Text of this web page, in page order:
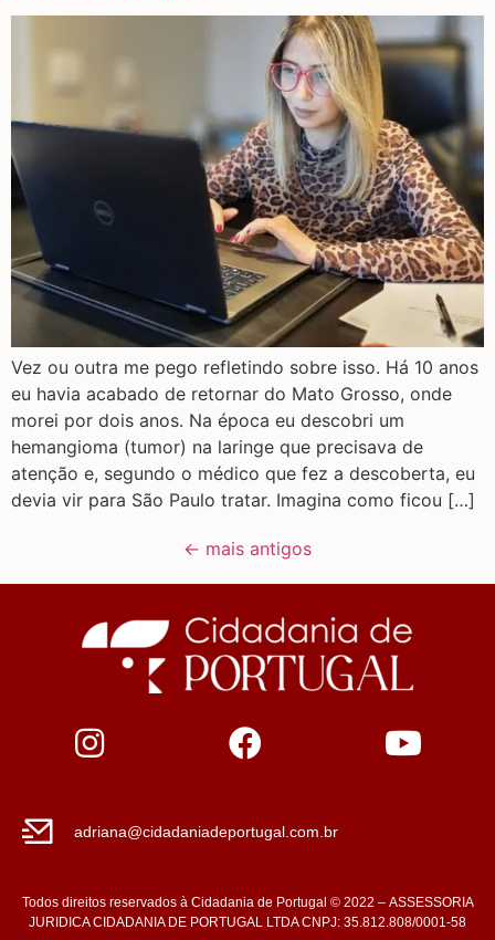
Vez ou outra me pego refletindo sobre isso. Há 10 anos
eu havia acabado de retornar do Mato Grosso, onde
morei por dois anos. Na época eu descobri um
hemangioma (tumor) na laringe que precisava de
atenção e, segundo o médico que fez a descoberta, eu
devia vir para São Paulo tratar. Imagina como ficou […]
← mais antigos
adriana@cidadaniadeportugal.com.br
Todos direitos reservados à Cidadania de Portugal © 2022 – ASSESSORIA
JURIDICA CIDADANIA DE PORTUGAL LTDA CNPJ: 35.812.808/0001-58